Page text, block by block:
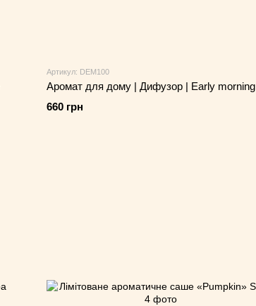
Артикул: DEM100
Аромат для дому | Дифузор | Early morning
660 грн